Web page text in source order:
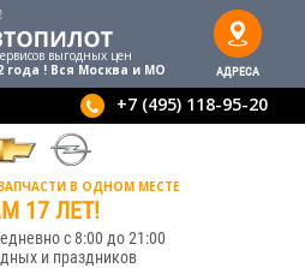
выгодныx цен
года ! Вся Москва и МО
АДРЕСА
+7 (495) 118-95-20
В ОДНОМ МЕСТЕ
17 ЛЕТ!
с 8:00 до 21:00
и праздников